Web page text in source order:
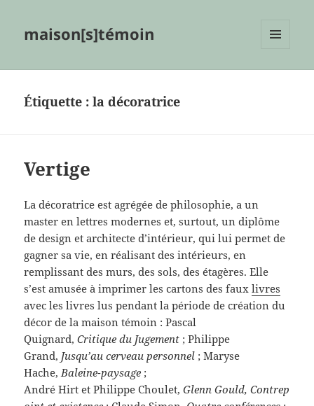
maison[s]témoin
Étiquette :la décoratrice
Vertige
La décoratrice est agrégée de philosophie, a un
master en lettres modernes et, surtout, un diplôme
de design et architecte d’intérieur, qui lui permet de
gagner sa vie, en réalisant des intérieurs, en
remplissant des murs, des sols, des étagères. Elle
s’est amusée à imprimer les cartons des fauxlivres
avec les livres lus pendant la période de création du
décor de la maison témoin : Pascal
Quignard,Critique du Jugement ; Philippe
Grand, Jusqu’au cerveau personnel ; Maryse
Hache,Baleine-paysage ;
André Hirt et Philippe Choulet,Glenn Gould, Contrep